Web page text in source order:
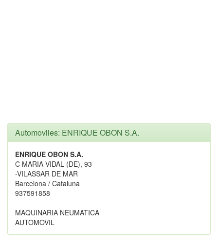
Automoviles: ENRIQUE OBON S.A.
ENRIQUE OBON S.A.
C MARIA VIDAL (DE), 93
-VILASSAR DE MAR
Barcelona / Cataluna
937591858
MAQUINARIA NEUMATICA
AUTOMOVIL